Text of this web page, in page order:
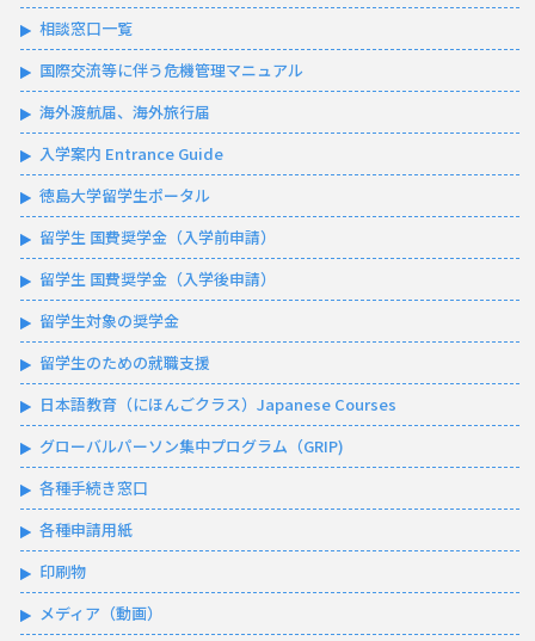
相談窓口一覧
国際交流等に伴う危機管理マニュアル
海外渡航届、海外旅行届
入学案内 Entrance Guide
徳島大学留学生ポータル
留学生 国費奨学金（入学前申請）
留学生 国費奨学金（入学後申請）
留学生対象の奨学金
留学生のための就職支援
日本語教育（にほんごクラス）Japanese Courses
グローバルパーソン集中プログラム（GRIP)
各種手続き窓口
各種申請用紙
印刷物
メディア（動画）